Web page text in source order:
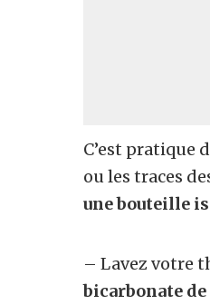
C’est pratique
ou les traces
une bouteille
– Lavez votre
bicarbonate de